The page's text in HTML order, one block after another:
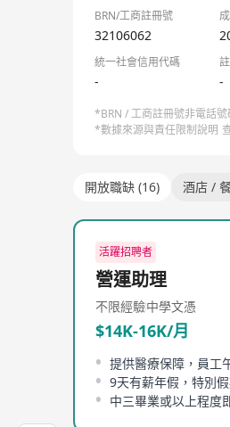
中央廠房內設有不同的
有助控制食品衛生，保
公司特色
堅持即日鮮製午膳飯盒
準時到達學校、派送準
BRN/工商註冊號
32106062
統一社會信用代碼
- -
*BRN / 工商註冊號非電話
*數據來源與責任限制說明
開放職缺 (16) 酒店 /
活躍招聘者
營運助理
不限經驗中學文憑
$14K-16K/月
提供醫療保障，員工
9天有薪年假，特別
中三畢業或以上程度